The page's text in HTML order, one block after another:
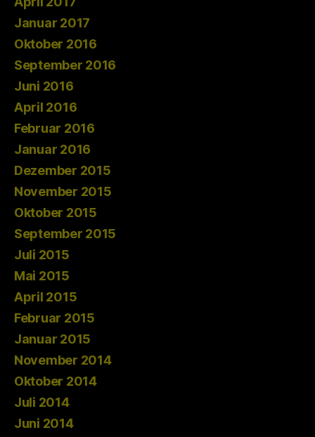
Januar 2017
Oktober 2016
September 2016
Juni 2016
April 2016
Februar 2016
Januar 2016
Dezember 2015
November 2015
Oktober 2015
September 2015
Juli 2015
Mai 2015
April 2015
Februar 2015
Januar 2015
November 2014
Oktober 2014
Juli 2014
Juni 2014